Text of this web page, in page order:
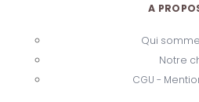
A
Qui
Notre
CGU -